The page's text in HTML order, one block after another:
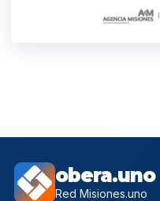
obera.uno
Red Misiones.uno